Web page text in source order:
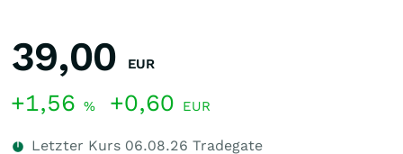
39,00 EUR
+1,56 % +0,60 EUR
Letzter Kurs 06.08.26 Tradegate